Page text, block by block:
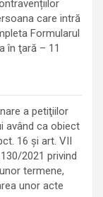
care intră
Formularul
în ţară – 11
a petiţiilor
având ca obiect
16 și art. VII
2021 privind
termene,
unor acte